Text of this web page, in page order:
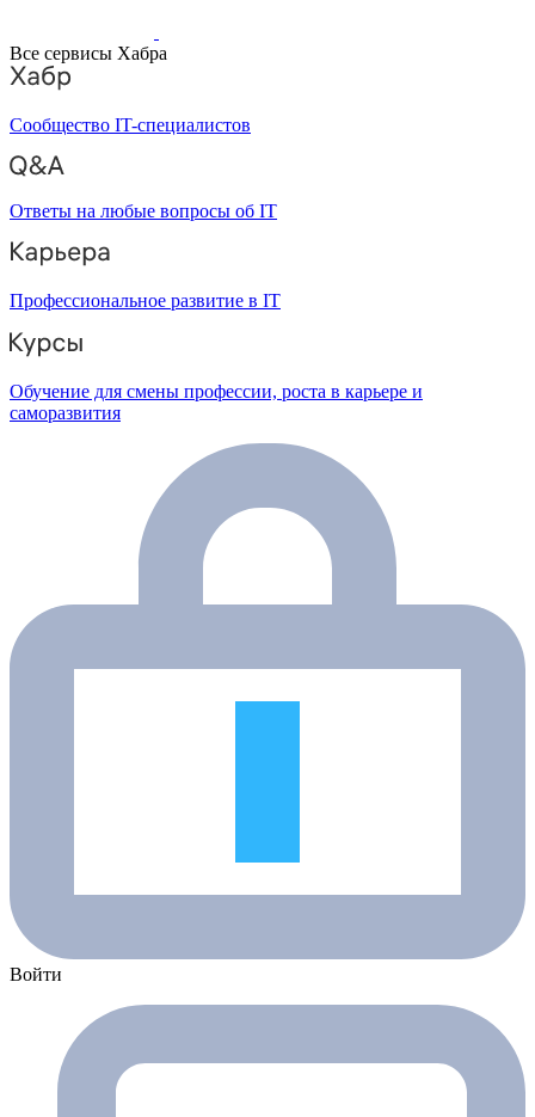
Все сервисы Хабра
Сообщество IT-специалистов
Ответы на любые вопросы об IT
Профессиональное развитие в IT
Обучение для смены профессии, роста в карьере и
саморазвития
Войти